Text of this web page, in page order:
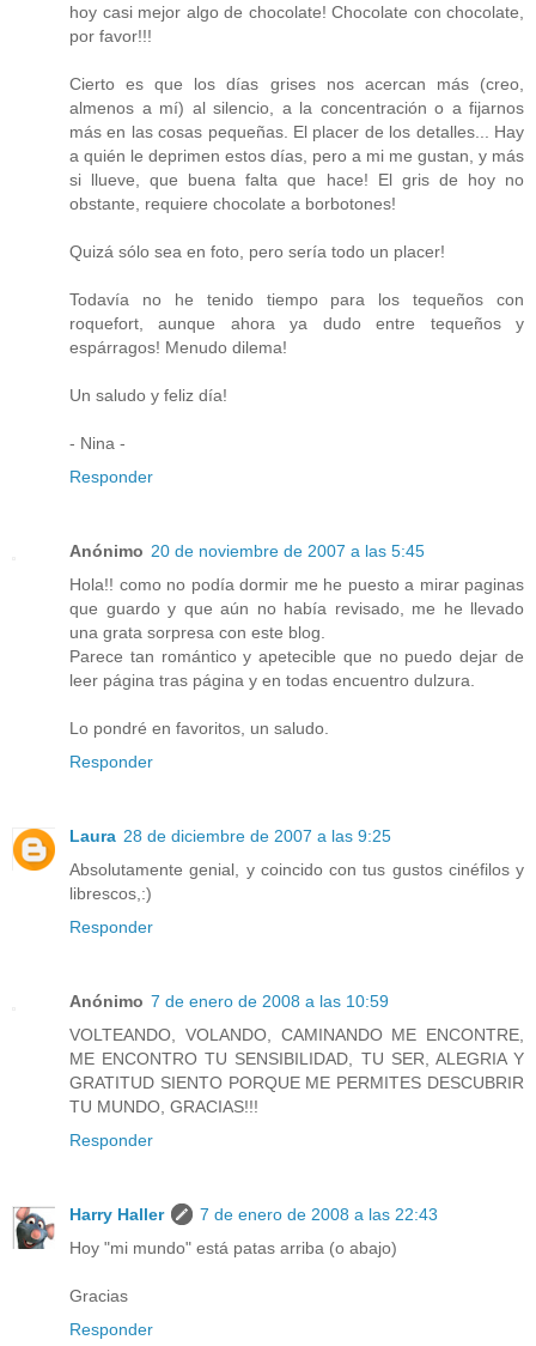
hoy casi mejor algo de chocolate! Chocolate con chocolate,
por favor!!!
Cierto es que los días grises nos acercan más (creo,
almenos a mí) al silencio, a la concentración o a fijarnos
más en las cosas pequeñas. El placer de los detalles... Hay
a quién le deprimen estos días, pero a mi me gustan, y más
si llueve, que buena falta que hace! El gris de hoy no
obstante, requiere chocolate a borbotones!
Quizá sólo sea en foto, pero sería todo un placer!
Todavía no he tenido tiempo para los tequeños con
roquefort, aunque ahora ya dudo entre tequeños y
espárragos! Menudo dilema!
Un saludo y feliz día!
- Nina -
Responder
Anónimo 20 de noviembre de 2007 a las 5:45
Hola!! como no podía dormir me he puesto a mirar paginas
que guardo y que aún no había revisado, me he llevado
una grata sorpresa con este blog.
Parece tan romántico y apetecible que no puedo dejar de
leer página tras página y en todas encuentro dulzura.
Lo pondré en favoritos, un saludo.
Responder
Laura 28 de diciembre de 2007 a las 9:25
Absolutamente genial, y coincido con tus gustos cinéfilos y
librescos,:)
Responder
Anónimo 7 de enero de 2008 a las 10:59
VOLTEANDO, VOLANDO, CAMINANDO ME ENCONTRE,
ME ENCONTRO TU SENSIBILIDAD, TU SER, ALEGRIA Y
GRATITUD SIENTO PORQUE ME PERMITES DESCUBRIR
TU MUNDO, GRACIAS!!!
Responder
Harry Haller
7 de enero de 2008 a las 22:43
Hoy "mi mundo" está patas arriba (o abajo)
Gracias
Responder